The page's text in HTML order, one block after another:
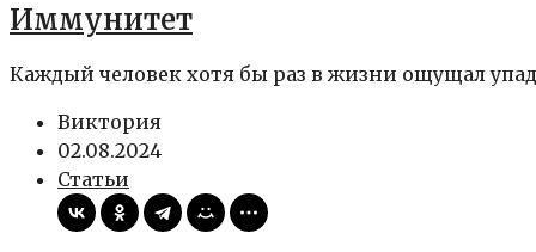
Иммунитет
Каждый человек хотя бы раз в жизни ощущал
Виктория
02.08.2024
Статьи